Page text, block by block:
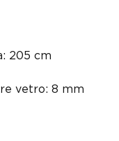
205 cm
vetro: 8 mm